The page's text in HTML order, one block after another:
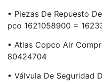
• Piezas De Repuesto
Pco 1621058900 =
• Atlas Copco Air
80424704
• Válvula De Seguridad